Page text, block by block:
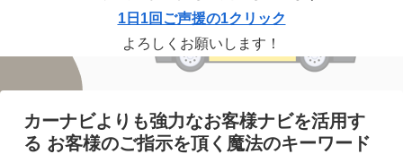
1日1回ご声援の1クリック
よろしくお願いします！
カーナビよりも強力なお客様ナビを活用す
る お客様のご指示を頂く魔法のキーワード